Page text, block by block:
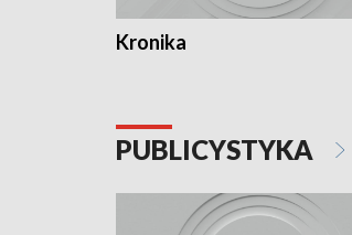
Kronika
PUBLICYSTYKA